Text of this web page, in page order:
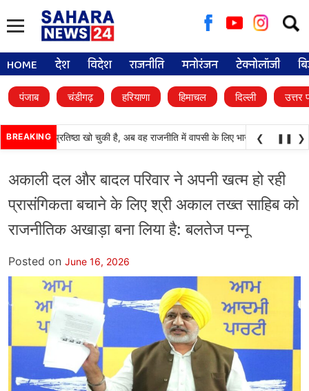
for:
HOME देश विदेश राजनीति मनोरंजन टेक्नोलॉजी
पंजाब चंडीगढ़ हरियाणा हिमाचल दिल्ली उत्तर
BREAKING
दल) अपनी प्रतिष्ठा खो चुकी है, अब वह राजनीति में वापसी के लिए भाजपा से समझौता
❮ ❚❚ ❯
अकाली दल और बादल परिवार ने अपनी खत्म हो रही
प्रासंगिकता बचाने के लिए श्री अकाल तख्त साहिब को
राजनीतिक अखाड़ा बना लिया है: बलतेज पन्नू
Posted on June 16, 2026